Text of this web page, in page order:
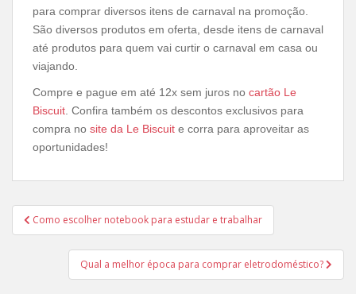
para comprar diversos itens de carnaval na promoção.
São diversos produtos em oferta, desde itens de carnaval
até produtos para quem vai curtir o carnaval em casa ou
viajando.
Compre e pague em até 12x sem juros no cartão Le
Biscuit . Confira também os descontos exclusivos para
compra no site da Le Biscuit e corra para aproveitar as
oportunidades!
Navegação
de
Como escolher notebook para estudar e trabalhar
Qual a melhor época para comprar eletrodoméstico?